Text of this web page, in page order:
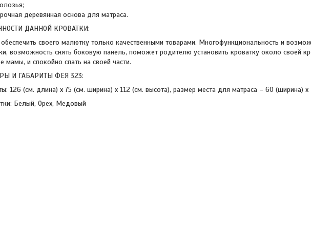
деревянная основа для матраса.
ДАННОЙ КРОВАТКИ:
своего малютку только качественными товарами. Многофункциональность и
возможность снять боковую панель, поможет родителю установить кроватку около своей
мамы, и спокойно спать на своей части.
И ГАБАРИТЫ ФЕЯ 323:
126 (см. длина) х 75 (см. ширина) х 112 (см. высота), размер места для матраса – 60 (ширина) х
Белый, Орех, Медовый